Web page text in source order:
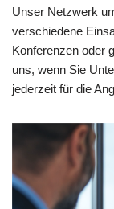
Unser Netzwerk
verschiedene
Konferenzen oder
uns, wenn Sie
jederzeit für die